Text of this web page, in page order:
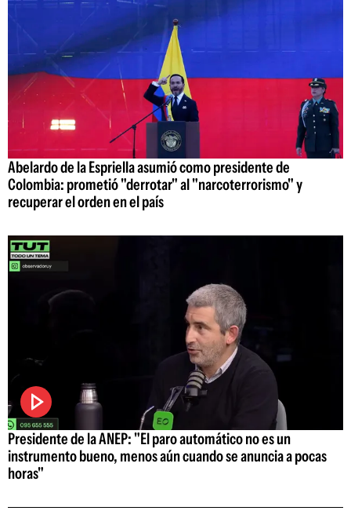
Abelardo de la Espriella asumió como presidente de
Colombia: prometió "derrotar" al "narcoterrorismo" y
recuperar el orden en el país
Presidente de la ANEP: "El paro automático no es un
instrumento bueno, menos aún cuando se anuncia a pocas
horas"